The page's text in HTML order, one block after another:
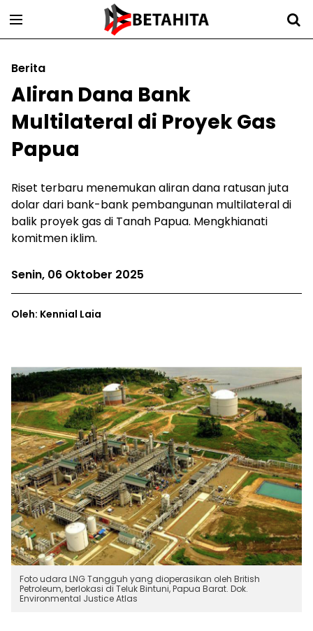
Berita
Aliran Dana Bank
Multilateral di Proyek Gas
Papua
Riset terbaru menemukan aliran dana ratusan juta
dolar dari bank-bank pembangunan multilateral di
balik proyek gas di Tanah Papua. Mengkhianati
komitmen iklim.
Senin, 06 Oktober 2025
Oleh: Kennial Laia
Foto udara LNG Tangguh yang dioperasikan oleh British
Petroleum, berlokasi di Teluk Bintuni, Papua Barat. Dok.
Environmental Justice Atlas